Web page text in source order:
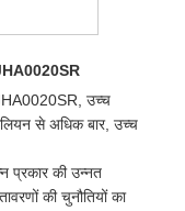
JHA0020SR
JHA0020SR, उच्च
से अधिक बार, उच्च
प्रकार की उन्नत
की चुनौतियों का